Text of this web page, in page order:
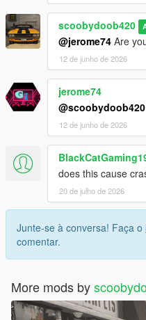
scoobydoob420
@jerome74 Are
12 de junho de 2026
jerome74
@scoobydoob420
12 de junho de 2026
does this cause
20 de julho de 2026
Junte-se à conversa! Faça o
comentar.
More mods by